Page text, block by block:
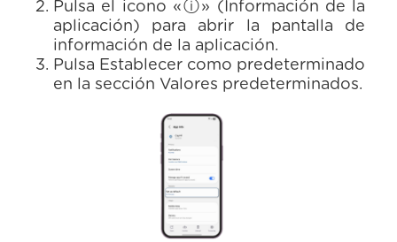
Pulsa el icono «ⓘ» (Información de la
aplicación) para abrir la pantalla de
información de la aplicación.
Pulsa Establecer como predeterminado
en la sección Valores predeterminados.